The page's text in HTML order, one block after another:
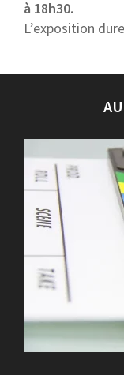
à 18h30.
L’exposition